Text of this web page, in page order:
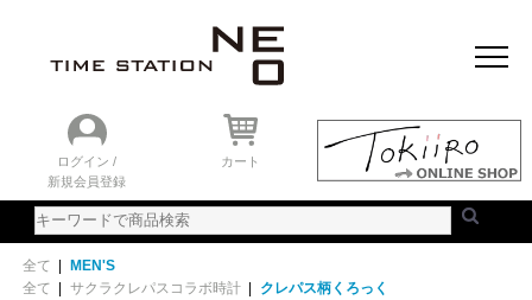
ログイン /
新規会員登録
カート
全て | MEN'S
全て | サクラクレパスコラボ時計 | クレパス柄くろっく
おすすめアイテム
ニュース＆トピック
時計を探す
ランキング
ご利用ガイド